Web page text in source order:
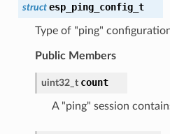
struct esp_ping_config_t
Type of "ping"
Public Members
uint32_t count
A "ping" session